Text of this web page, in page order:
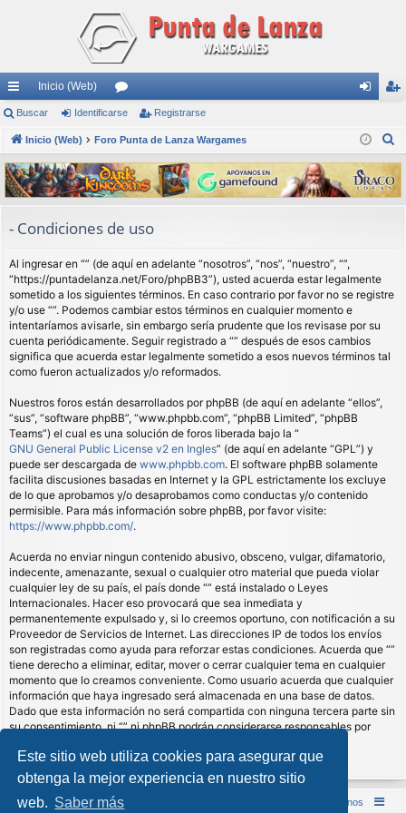
Este sitio web utiliza cookies para asegurar que
obtenga la mejor experiencia en nuestro sitio
web. Saber más
nl
ac
es
rá
s
Inicio (Web)
or
os nti
fic
ar
ist
ra
rs
Buscar Identificarse Registrarse
Inicio (Web) Foro Punta de Lanza Wargames
s
c
- Condiciones de uso
Al ingresar en “” (de aquí en adelante “nosotros”, “nos”, “nuestro”, “”,
“https://puntadelanza.net/Foro/phpBB3”), usted acuerda estar legalmente
sometido a los siguientes términos. En caso contrario por favor no se registre
y/o use “”. Podemos cambiar estos términos en cualquier momento e
intentaríamos avisarle, sin embargo sería prudente que los revisase por su
cuenta periódicamente. Seguir registrado a “” después de esos cambios
significa que acuerda estar legalmente sometido a esos nuevos términos tal
como fueron actualizados y/o reformados.
Nuestros foros están desarrollados por phpBB (de aquí en adelante “ellos”,
“sus”, “software phpBB”, “www.phpbb.com”, “phpBB Limited”, “phpBB
Teams”) el cual es una solución de foros liberada bajo la “
GNU General Public License v2 en Ingles” (de aquí en adelante “GPL”) y
puede ser descargada de www.phpbb.com. El software phpBB solamente
facilita discusiones basadas en Internet y la GPL estrictamente los excluye
de lo que aprobamos y/o desaprobamos como conductas y/o contenido
permisible. Para más información sobre phpBB, por favor visite:
https://www.phpbb.com/.
Acuerda no enviar ningun contenido abusivo, obsceno, vulgar, difamatorio,
indecente, amenazante, sexual o cualquier otro material que pueda violar
cualquier ley de su país, el país donde “” está instalado o Leyes
Internacionales. Hacer eso provocará que sea inmediata y
permanentemente expulsado y, si lo creemos oportuno, con notificación a su
Proveedor de Servicios de Internet. Las direcciones IP de todos los envíos
son registradas como ayuda para reforzar estas condiciones. Acuerda que “”
tiene derecho a eliminar, editar, mover o cerrar cualquier tema en cualquier
momento que lo creamos conveniente. Como usuario acuerda que cualquier
información que haya ingresado será almacenada en una base de datos.
Dado que esta información no será compartida con ninguna tercera parte sin
su consentimiento, ni “” ni phpBB podrán considerarse responsables por
comprometidos.
Inicio (Web) Foro Punta de Lanza Wargames Contáctenos